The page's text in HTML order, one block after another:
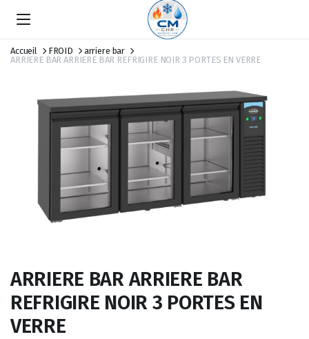
Accueil FROID
arriere bar
ARRIERE BAR ARRIERE BAR REFRIGIRE NOIR 3 PORTES EN VERRE
ARRIERE BAR ARRIERE BAR
REFRIGIRE NOIR 3 PORTES EN
VERRE